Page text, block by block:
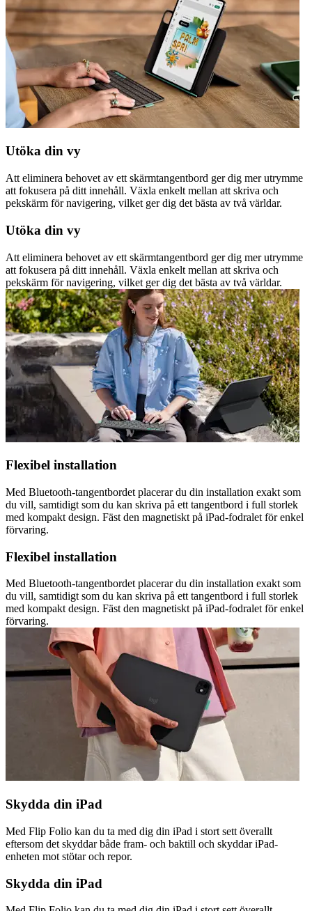
Utöka din vy
Att eliminera behovet av ett skärmtangentbord ger dig mer utrymme
att fokusera på ditt innehåll. Växla enkelt mellan att skriva och
pekskärm för navigering, vilket ger dig det bästa av två världar.
Utöka din vy
Att eliminera behovet av ett skärmtangentbord ger dig mer utrymme
att fokusera på ditt innehåll. Växla enkelt mellan att skriva och
pekskärm för navigering, vilket ger dig det bästa av två världar.
Flexibel installation
Med Bluetooth-tangentbordet placerar du din installation exakt som
du vill, samtidigt som du kan skriva på ett tangentbord i full storlek
med kompakt design. Fäst den magnetiskt på iPad-fodralet för enkel
förvaring.
Flexibel installation
Med Bluetooth-tangentbordet placerar du din installation exakt som
du vill, samtidigt som du kan skriva på ett tangentbord i full storlek
med kompakt design. Fäst den magnetiskt på iPad-fodralet för enkel
förvaring.
Skydda din iPad
Med Flip Folio kan du ta med dig din iPad i stort sett överallt
eftersom det skyddar både fram- och baktill och skyddar iPad-
enheten mot stötar och repor.
Skydda din iPad